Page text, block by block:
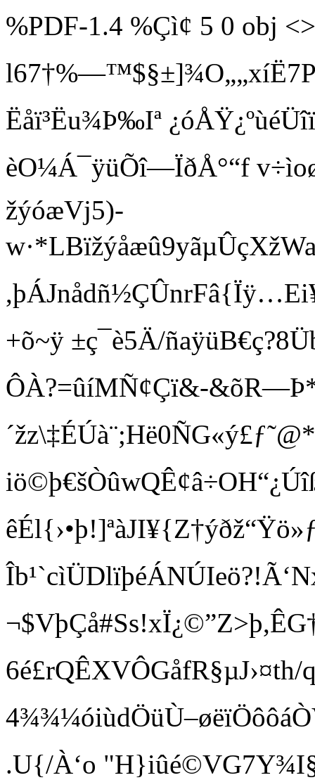
%PDF-1.4 %Çì¢ 5 0 obj
Ëåï³Ëu¾Þ‰Iª ¿óÅŸ¿ºùé
èO¼Á¯ÿüÕî—ÏðÅ°“f
žýóæVj5)-
+õ~ÿ ±ç¯è5Ä/
ÔÀ?=ûíMÑ¢Çï&-&õR—Þ
êÉl{›•þ!]ªàJI¥{Z†ýðž“Ÿ
6é£rQÊXVÔGåfR§µ­J›¤th/
.U{/À‘o "H